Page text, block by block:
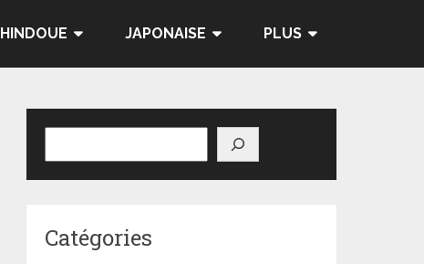
HINDOUE JAPONAISE PLUS
Catégories